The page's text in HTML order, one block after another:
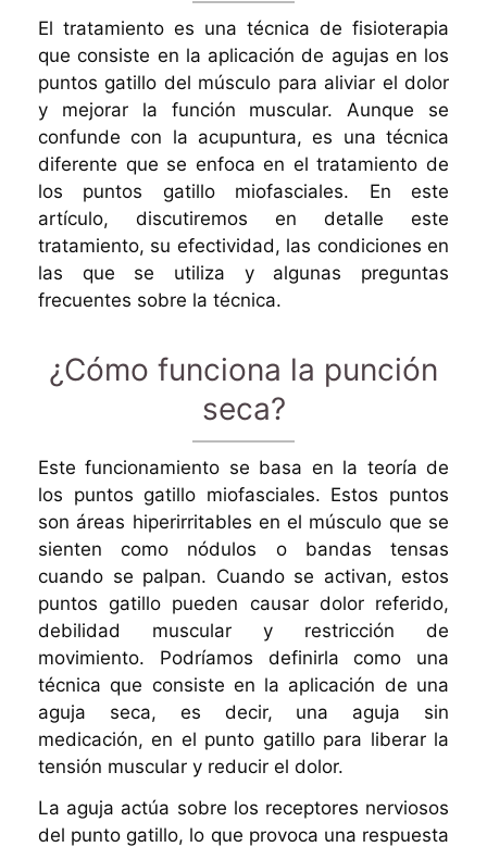
El tratamiento es una técnica de fisioterapia
que consiste en la aplicación de agujas en los
puntos gatillo del músculo para aliviar el dolor
y mejorar la función muscular. Aunque se
confunde con la acupuntura, es una técnica
diferente que se enfoca en el tratamiento de
los puntos gatillo miofasciales. En este
artículo, discutiremos en detalle este
tratamiento, su efectividad, las condiciones en
las que se utiliza y algunas preguntas
frecuentes sobre la técnica.
¿Cómo funciona la punción
seca?
Este funcionamiento se basa en la teoría de
los puntos gatillo miofasciales. Estos puntos
son áreas hiperirritables en el músculo que se
sienten como nódulos o bandas tensas
cuando se palpan. Cuando se activan, estos
puntos gatillo pueden causar dolor referido,
debilidad muscular y restricción de
movimiento. Podríamos definirla como una
técnica que consiste en la aplicación de una
aguja seca, es decir, una aguja sin
medicación, en el punto gatillo para liberar la
tensión muscular y reducir el dolor.
La aguja actúa sobre los receptores nerviosos
del punto gatillo, lo que provoca una respuesta